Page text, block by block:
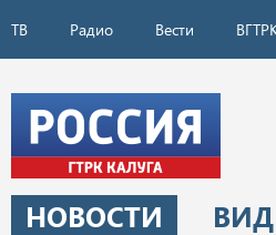
ТВ Радио Вести
НОВОСТИ